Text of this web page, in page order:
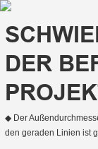
DER
◆ Der
den geraden Linien ist